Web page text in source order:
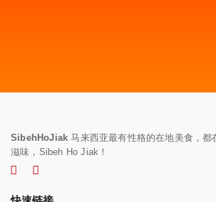
SibehHoJiak 马来西亚最有性格的在地美食，都
滋味，Sibeh Ho Jiak！